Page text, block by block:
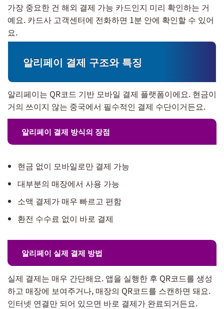
가장 중요한 건 해외 결제 가능 카드인지 미리 확인하는 거
예요. 카드사 고객센터에 전화하면 1분 안에 확인할 수 있어
요.
알리페이 결제 구조와 특징
알리페이는 QR코드 기반 모바일 결제 플랫폼이에요. 현금이
거의 쓰이지 않는 중국에서 필수적인 결제 수단이거든요.
알리페이 결제 방식의 장점
현금 없이 모바일로만 결제 가능
대부분의 매장에서 사용 가능
소액 결제가 매우 빠르고 편함
환전 수수료 없이 바로 결제
알리페이 실제 결제 방법
실제 결제는 매우 간단해요. 앱을 실행한 후 QR코드를 생성
하고 매장에 보여주거나, 매장의 QR코드를 스캔하면 돼요.
인터넷 연결만 되어 있으면 바로 결제가 완료되거든요.